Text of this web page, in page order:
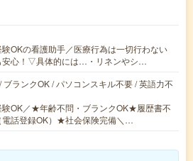
OKの看護助手／医療行為は一切行わない
安心！▽具体的には…・リネンやシ…
ブランクOK / パソコンスキル不要 / 英語力不
験OK／★年齢不問・ブランクOK★履歴書不
電話登録OK）★社会保険完備＼…